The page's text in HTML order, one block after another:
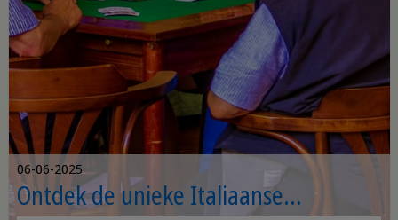
06-06-2025
Ontdek de unieke Italiaanse